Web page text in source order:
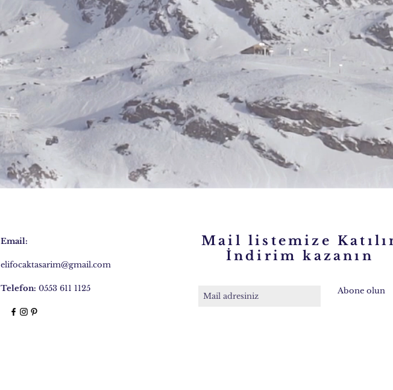
Email:
elifocaktasarim@gmail.com
Telefon: 0553 611 1125
Mail listemize
İndirim kazanın
Abone olun